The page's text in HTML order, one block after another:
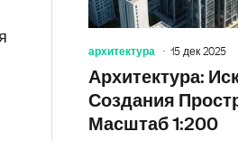
архитектура 15 дек 2025
Архитектура:
Создания
Масштаб 1:200